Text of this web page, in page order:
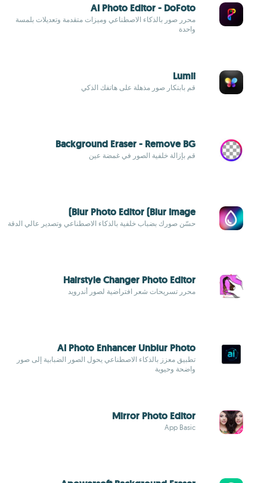
AI Photo Editor - DoFoto
محرر صور بالذكاء الاصطناعي وميزات متقدمة وتعديلات بلمسة
واحدة
Lumii
قم بابتكار صور مذهلة على هاتفك الذكي
Background Eraser - Remove BG
قم بإزالة خلفية الصور في غمضة عين
Blur Photo Editor (Blur Image)
حسّن صورك بضباب خلفية بالذكاء الاصطناعي وتصدير عالي الدقة
Hairstyle Changer Photo Editor
محرر تسريحات شعر افتراضية لصور أندرويد
AI Photo Enhancer Unblur Photo
تطبيق معزز بالذكاء الاصطناعي يحول الصور الضبابية إلى صور
واضحة وحيوية
Mirror Photo Editor
App Basic